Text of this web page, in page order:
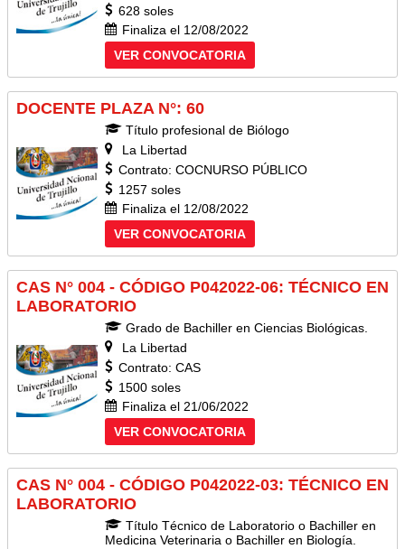
628 soles
Finaliza el 12/08/2022
VER CONVOCATORIA
DOCENTE PLAZA N°: 60
Título profesional de Biólogo
La Libertad
Contrato: COCNURSO PÚBLICO
1257 soles
Finaliza el 12/08/2022
VER CONVOCATORIA
CAS N° 004 - CÓDIGO P042022-06: TÉCNICO EN
LABORATORIO
Grado de Bachiller en Ciencias Biológicas.
La Libertad
Contrato: CAS
1500 soles
Finaliza el 21/06/2022
VER CONVOCATORIA
CAS N° 004 - CÓDIGO P042022-03: TÉCNICO EN
LABORATORIO
Título Técnico de Laboratorio o Bachiller en
Medicina Veterinaria o Bachiller en Biología.